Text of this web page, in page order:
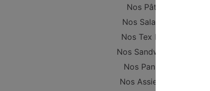
Nos Pâtes
Nos Salades
Nos Tex Mex
Nos Sandwichs
Nos Paninis
Nos Assiettes